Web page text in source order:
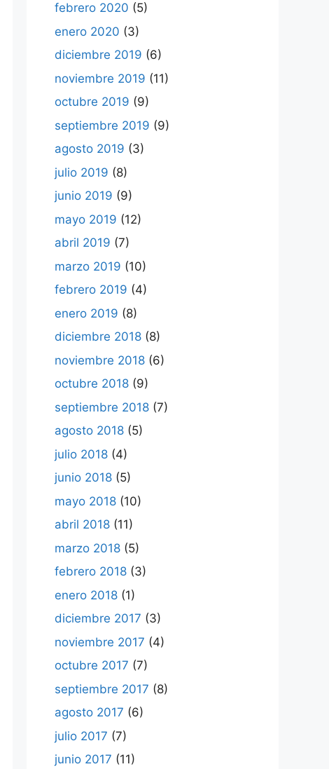
febrero 2020 (5)
enero 2020 (3)
diciembre 2019 (6)
noviembre 2019 (11)
octubre 2019 (9)
septiembre 2019 (9)
agosto 2019 (3)
julio 2019 (8)
junio 2019 (9)
mayo 2019 (12)
abril 2019 (7)
marzo 2019 (10)
febrero 2019 (4)
enero 2019 (8)
diciembre 2018 (8)
noviembre 2018 (6)
octubre 2018 (9)
septiembre 2018 (7)
agosto 2018 (5)
julio 2018 (4)
junio 2018 (5)
mayo 2018 (10)
abril 2018 (11)
marzo 2018 (5)
febrero 2018 (3)
enero 2018 (1)
diciembre 2017 (3)
noviembre 2017 (4)
octubre 2017 (7)
septiembre 2017 (8)
agosto 2017 (6)
julio 2017 (7)
junio 2017 (11)